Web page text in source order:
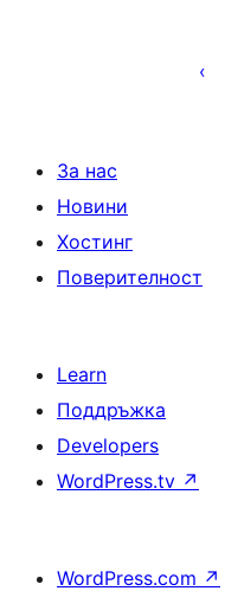
страници
За нас
Новини
Хостинг
Поверителност
Learn
Поддръжка
Developers
WordPress.tv ↗
WordPress.com ↗